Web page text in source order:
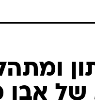
של אבו